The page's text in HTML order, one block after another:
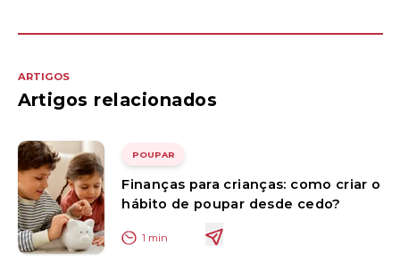
ARTIGOS
Artigos relacionados
POUPAR
Finanças para crianças: como criar o
hábito de poupar desde cedo?
1 min